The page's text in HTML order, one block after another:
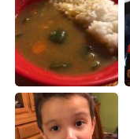
Português